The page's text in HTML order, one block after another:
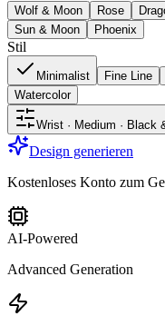
Wolf & Moon Rose
Sun & Moon
Phoenix
Stil
Minimalist Fine Line
Watercolor
Wrist · Medium · Black
Design generieren
Kostenloses Konto zum
AI-Powered
Advanced Generation